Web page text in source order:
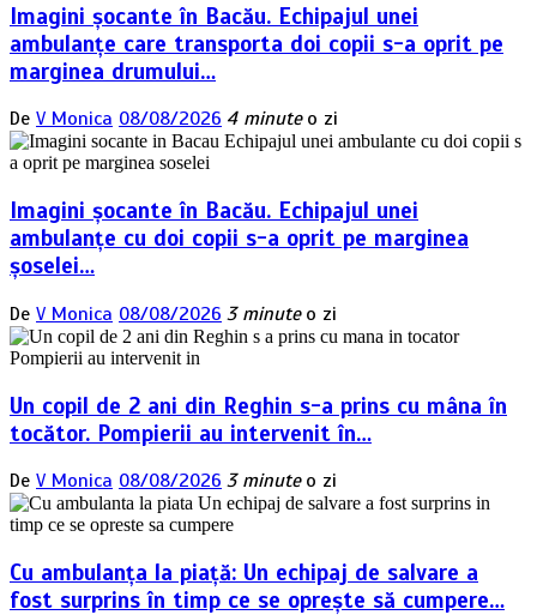
Imagini șocante în Bacău. Echipajul unei
ambulanțe care transporta doi copii s-a oprit pe
marginea drumului…
De V Monica 08/08/2026 4 minute o zi
Imagini șocante în Bacău. Echipajul unei
ambulanțe cu doi copii s-a oprit pe marginea
șoselei…
De V Monica 08/08/2026 3 minute o zi
Un copil de 2 ani din Reghin s-a prins cu mâna în
tocător. Pompierii au intervenit în…
De V Monica 08/08/2026 3 minute o zi
Cu ambulanța la piață: Un echipaj de salvare a
fost surprins în timp ce se oprește să cumpere…